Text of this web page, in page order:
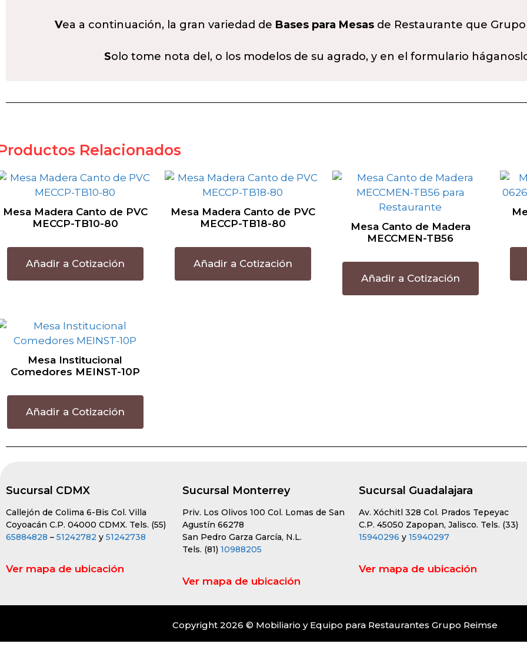
Vea a continuación, la gran variedad de Bases para Mesas de Restaurante que
Solo tome nota del, o los modelos de su agrado, y en el formulario
Relacionados
Mesa Madera Canto de PVC
MECCP-TB10-80
Añadir a Cotización
Mesa Madera Canto de PVC
MECCP-TB18-80
Añadir a Cotización
Mesa Canto de Madera
MECCMEN-TB56
Añadir a Cotización
Mesa Institucional
Comedores MEINST-10P
Añadir a Cotización
Sucursal CDMX
Callejón de Colima 6-Bis Col. Villa
Coyoacán C.P. 04000 CDMX. Tels. (55)
65884828 – 51242782 y 51242738
Ver mapa de ubicación
Sucursal Monterrey
Priv. Los Olivos 100 Col. Lomas de San
Agustín 66278
San Pedro Garza García, N.L.
Tels. (81) 10988205
Ver mapa de ubicación
Sucursal Guadalajara
Av. Xóchitl 328 Col. Prados Tepeyac
C.P. 45050 Zapopan, Jalisco. Tels. (33)
15940296 y 15940297
Ver mapa de ubicación
Copyright 2026 © Mobiliario y Equipo para Restaurantes Grupo Reimse